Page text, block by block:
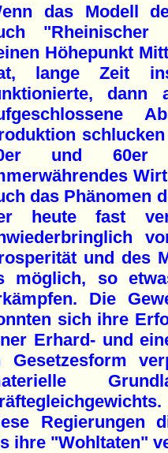
das Modell
"Rheinischer
Höhepunkt
lange Zeit
dann
und 60er
das Phänomen
heute fast
und des
möglich, so
Die
sich ihre
Erhard- und
Gesetzesform
Regierungen
ihre "Wohltaten"